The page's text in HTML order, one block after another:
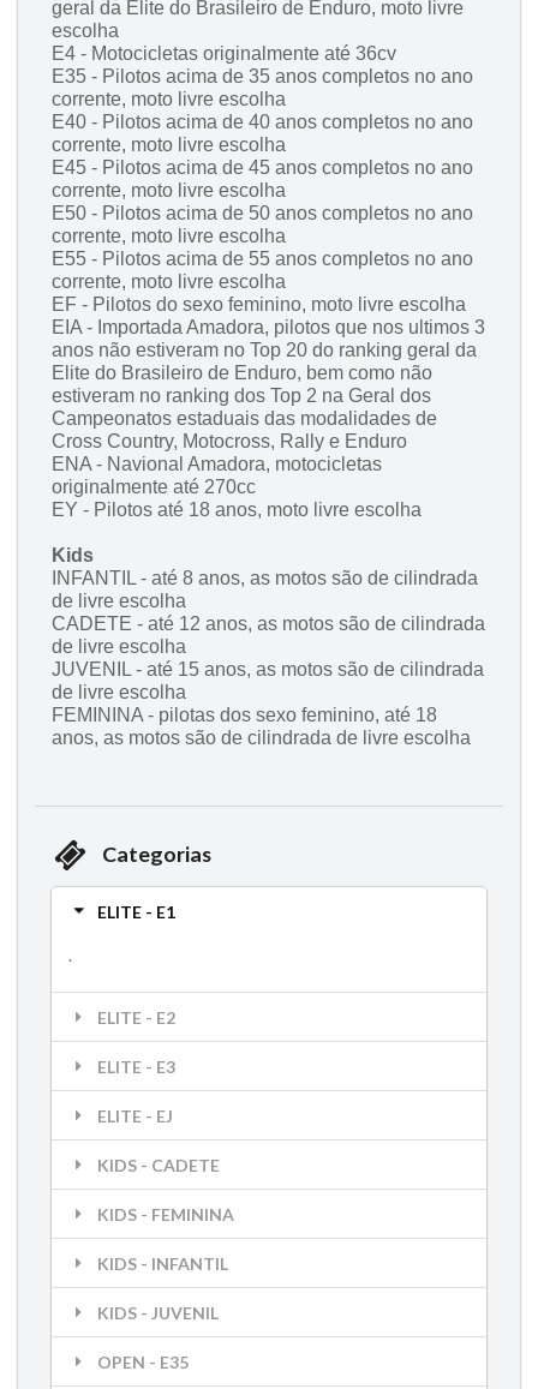
geral da Elite do Brasileiro de Enduro, moto livre
escolha
E4 - Motocicletas originalmente até 36cv
E35 - Pilotos acima de 35 anos completos no ano
corrente, moto livre escolha
E40 - Pilotos acima de 40 anos completos no ano
corrente, moto livre escolha
E45 - Pilotos acima de 45 anos completos no ano
corrente, moto livre escolha
E50 - Pilotos acima de 50 anos completos no ano
corrente, moto livre escolha
E55 - Pilotos acima de 55 anos completos no ano
corrente, moto livre escolha
EF - Pilotos do sexo feminino, moto livre escolha
EIA - Importada Amadora, pilotos que nos ultimos 3
anos não estiveram no Top 20 do ranking geral da
Elite do Brasileiro de Enduro, bem como não
estiveram no ranking dos Top 2 na Geral dos
Campeonatos estaduais das modalidades de
Cross Country, Motocross, Rally e Enduro
ENA - Navional Amadora, motocicletas
originalmente até 270cc
EY - Pilotos até 18 anos, moto livre escolha
Kids
INFANTIL - até 8 anos, as motos são de cilindrada
de livre escolha
CADETE - até 12 anos, as motos são de cilindrada
de livre escolha
JUVENIL - até 15 anos, as motos são de cilindrada
de livre escolha
FEMININA - pilotas dos sexo feminino, até 18
anos, as motos são de cilindrada de livre escolha
Categorias
ELITE - E1
.
ELITE - E2
ELITE - E3
ELITE - EJ
KIDS - CADETE
KIDS - FEMININA
KIDS - INFANTIL
KIDS - JUVENIL
OPEN - E35